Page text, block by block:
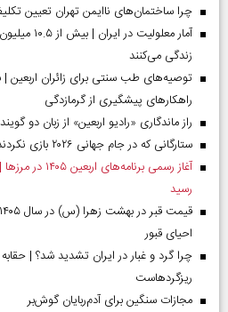
چرا ساختمان‌های ناایمن تهران تعیین
آمار
زندگی می‌کنند
توصیه‌های طب سنتی برای زائران
راهکارهای پیشگیری از گرمازدگی
راز ماندگاری «رادیو اربعین» از زبان دو
ستارگانی که در جام جهانی ۲۰۲۶ بازی نکردند
رسید
احیای قبور
چرا گرد و غبار در ایران تشدید شد؟ | حقابه
ریزگردهاست
مجازات سنگین برای آدم‌ربایان گوش‌بر